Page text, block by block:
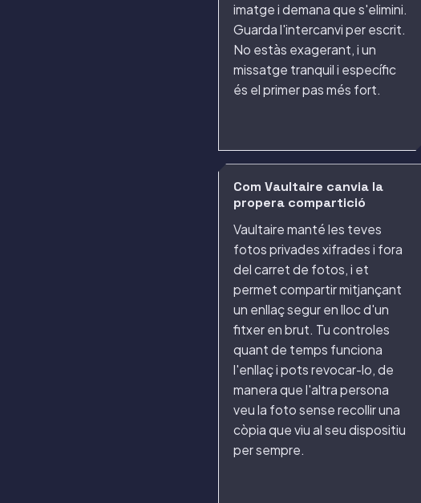
imatge i demana que s'elimini.
Guarda l'intercanvi per escrit.
No estàs exagerant, i un
missatge tranquil i específic
és el primer pas més fort.
Com Vaultaire canvia la
propera compartició
Vaultaire manté les teves
fotos privades xifrades i fora
del carret de fotos, i et
permet compartir mitjançant
un enllaç segur en lloc d'un
fitxer en brut. Tu controles
quant de temps funciona
l'enllaç i pots revocar-lo, de
manera que l'altra persona
veu la foto sense recollir una
còpia que viu al seu dispositiu
per sempre.